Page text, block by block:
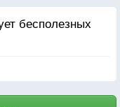
бесполезных